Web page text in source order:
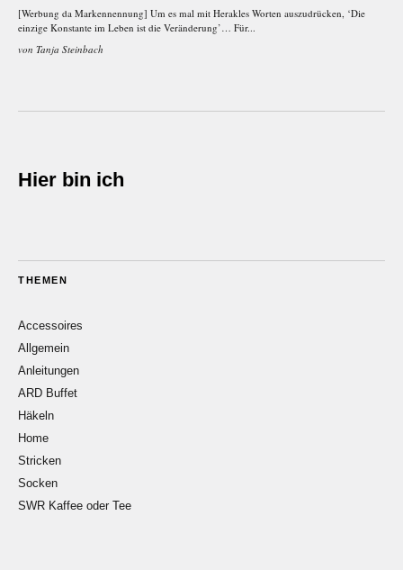
[Werbung da Markennennung] Um es mal mit Herakles Worten auszudrücken, ‘Die
einzige Konstante im Leben ist die Veränderung’… Für...
von Tanja Steinbach
Hier bin ich
THEMEN
Accessoires
Allgemein
Anleitungen
ARD Buffet
Häkeln
Home
Stricken
Socken
SWR Kaffee oder Tee